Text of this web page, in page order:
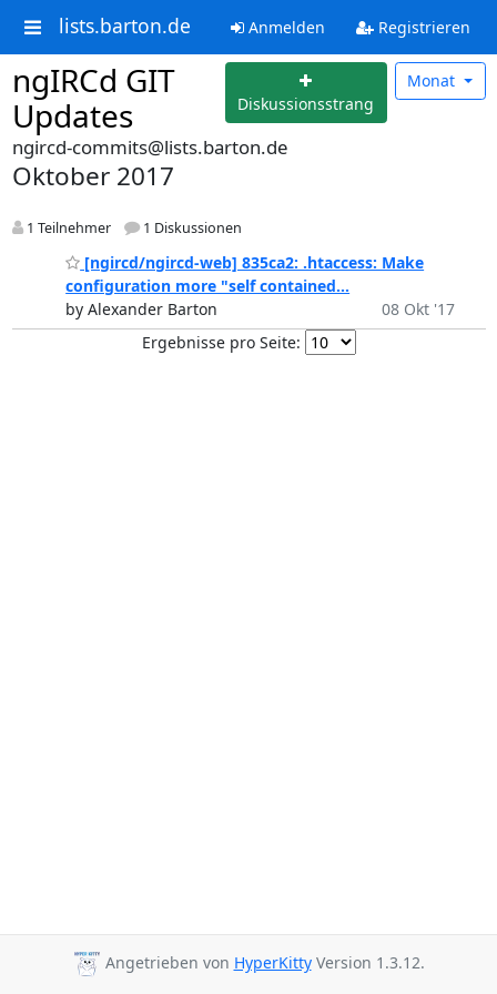
lists.barton.de Anmelden Registrieren
ngIRCd GIT
Updates
Diskussionsstrang
Monat
ngircd-commits@lists.barton.de
Oktober 2017
1 Teilnehmer 1 Diskussionen
[ngircd/ngircd-web] 835ca2: .htaccess: Make
configuration more "self contained...
by Alexander Barton
08 Okt '17
Ergebnisse pro Seite:
Angetrieben von HyperKittyVersion 1.3.12.